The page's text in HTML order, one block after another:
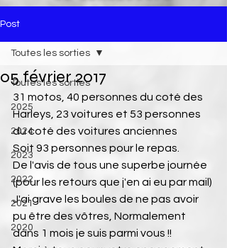
Post
Toutes les sorties
2025
2024
2023
2022
2021
2020
Toutes les sorties
05 février 2017
31 motos, 40 personnes du coté des
Harleys, 23 voitures et 53 personnes
du coté des voitures anciennes
Soit 93 personnes pour le repas.
De l'avis de tous une superbe journée
(pour les retours que j'en ai eu par mail)
J'ai grave les boules de ne pas avoir
pu être des vôtres, Normalement
dans 1 mois je suis parmi vous !!